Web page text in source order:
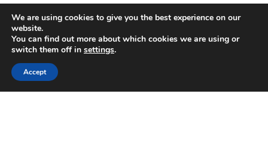
Tag: Komunikācija,Diēta,Cilvēka ķermenis,Problēmu
risināšana
We are using cookies to give you the best experience on our
website.
You can find out more about which cookies we are using or
switch them off in settings.
Accept